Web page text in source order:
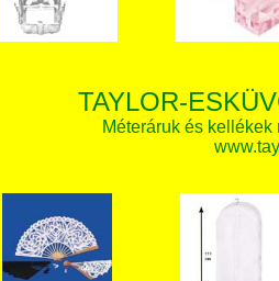
TAYLOR-
Méteráruk és